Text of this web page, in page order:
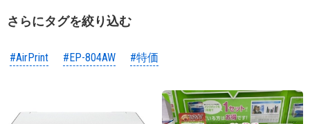
さらにタグを絞り込む
#AirPrint #EP-804AW #特価